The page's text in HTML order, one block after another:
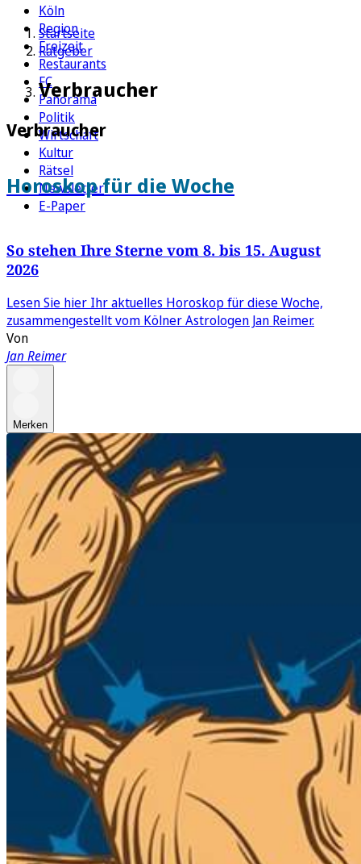
Köln
Region
Freizeit
Restaurants
FC
Panorama
Politik
Wirtschaft
Kultur
Rätsel
Newsletter
E-Paper
Startseite
Ratgeber
Verbraucher
Verbraucher
Horoskop für die Woche
So stehen Ihre Sterne vom 8. bis 15. August
2026
Lesen Sie hier Ihr aktuelles Horoskop für diese Woche,
zusammengestellt vom Kölner Astrologen Jan Reimer.
Von
Jan Reimer
Merken